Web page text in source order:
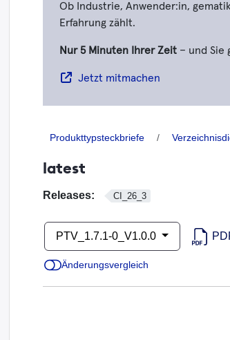
Ob Industrie, Anwender:in,
Erfahrung zählt.
Nur 5 Minuten Ihrer Zeit – und Sie
Jetzt mitmachen
Produkttypsteckbriefe
latest
Releases: CI_26_3
PTV_1.7.1-0_V1.0.0
Änderungsvergleich